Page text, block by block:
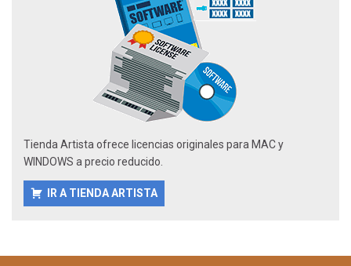
Tienda Artista ofrece licencias originales para MAC y
WINDOWS a precio reducido.
IR A TIENDA ARTISTA